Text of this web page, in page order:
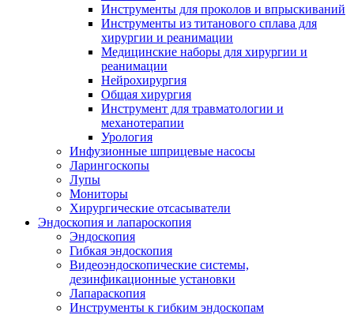
Инструменты для проколов и впрыскиваний
Инструменты из титанового сплава для
хирургии и реанимации
Медицинские наборы для хирургии и
реанимации
Нейрохирургия
Общая хирургия
Инструмент для травматологии и
механотерапии
Урология
Инфузионные шприцевые насосы
Ларингоскопы
Лупы
Мониторы
Хирургические отсасыватели
Эндоскопия и лапароскопия
Эндоскопия
Гибкая эндоскопия
Видеоэндоскопические системы,
дезинфикационные установки
Лапараскопия
Инструменты к гибким эндоскопам